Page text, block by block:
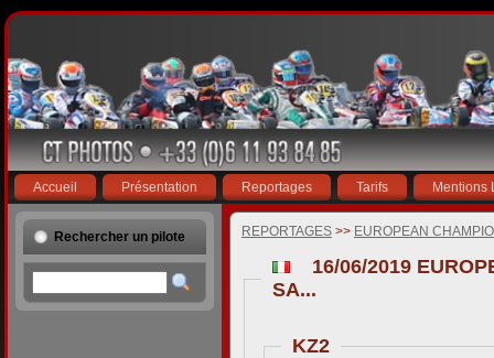
Accueil Présentation Reportages Tarifs Mentions
Rechercher un pilote REPORTAGES >> EUROPEAN
16/06/2019
SA...
KZ2